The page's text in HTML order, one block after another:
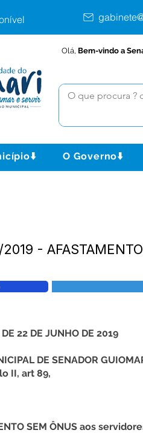
Olá, Bem-vindo a
O Governo⬇️
-
22 DE JUNHO DE 2019
DE SENADOR
II, art 89,
SEM ÔNUS aos